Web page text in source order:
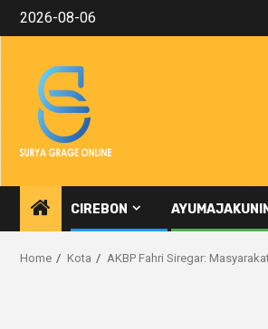
Skip2026-08-06
CIREBON
Home Kota AKBP Fahri Siregar: